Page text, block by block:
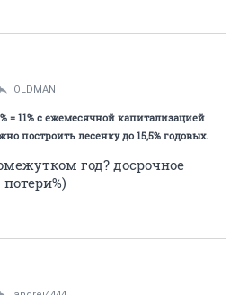
OLDMAN
= 11% с ежемесячной капитализацией
построить лесенку до 15,5% годовых.
год? досрочное